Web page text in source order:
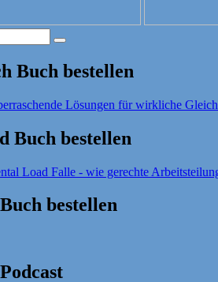
Suche
Buch bestellen
Buch bestellen
bestellen